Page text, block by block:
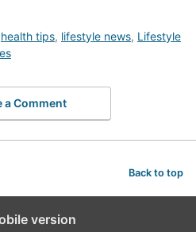
health tips, lifestyle news, Lifestyle
a Comment
Back to top
version